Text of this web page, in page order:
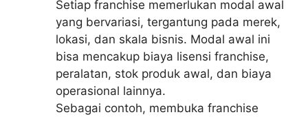
Setiap franchise memerlukan modal awal
yang bervariasi, tergantung pada merek,
lokasi, dan skala bisnis. Modal awal ini
bisa mencakup biaya lisensi franchise,
peralatan, stok produk awal, dan biaya
operasional lainnya.
Sebagai contoh, membuka franchise